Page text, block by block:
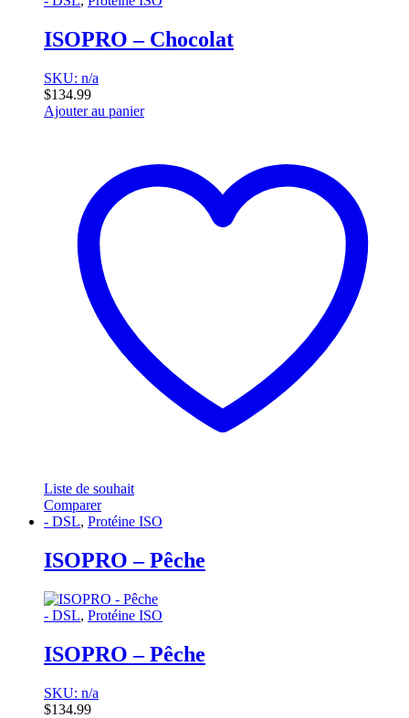
ISOPRO – Chocolat
SKU: n/a
$134.99
Ajouter au panier
Liste de souhait
Comparer
- DSL, Protéine ISO
ISOPRO – Pêche
- DSL, Protéine ISO
ISOPRO – Pêche
SKU: n/a
$134.99